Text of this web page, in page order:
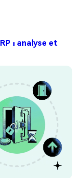
: analyse et